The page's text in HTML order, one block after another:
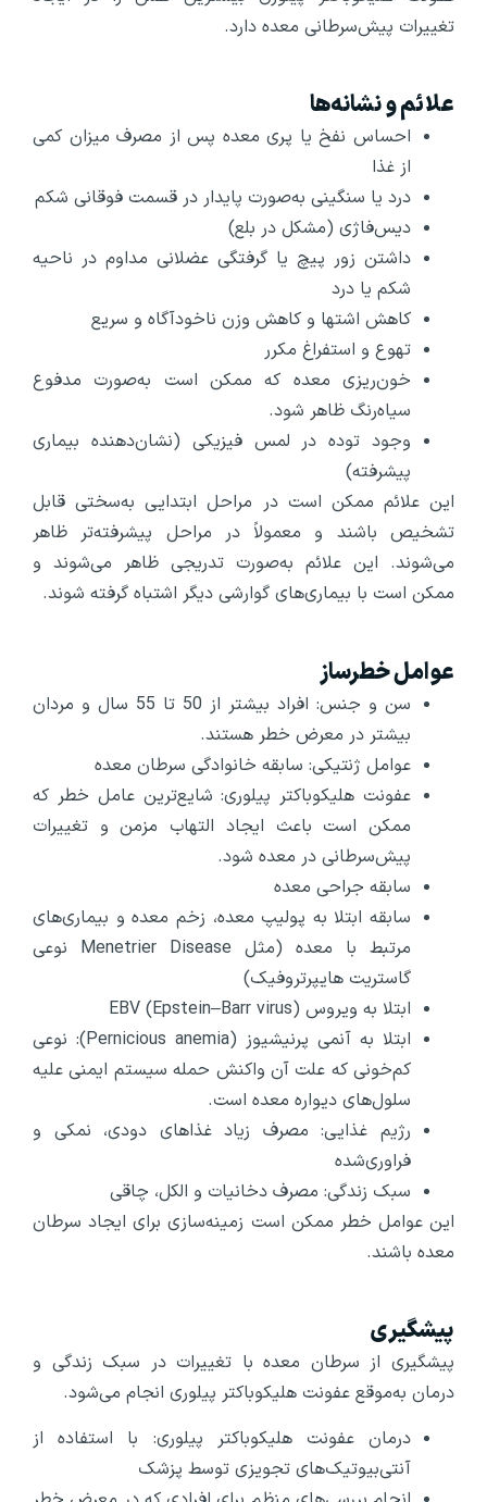
تغییرات پیش‌سرطانی معده دارد.
علائم و نشانه‌ها
احساس نفخ یا پری معده پس از مصرف میزان کمی
از غذا
درد یا سنگینی به‌صورت پایدار در قسمت فوقانی شکم
دیس‌فاژی (مشکل در بلع)
داشتن‌ زور پیچ‌ یا گرفتگی‌ عضلانی‌ مداوم در ناحیه
شکم یا درد
کاهش اشتها و کاهش وزن ناخودآگاه و سریع
تهوع و استفراغ مکرر
خون‌ریزی معده که ممکن است به‌صورت مدفوع
سیاه‌رنگ ظاهر شود.
وجود توده در لمس فیزیکی (نشان‌دهنده بیماری
پیشرفته)
این علائم ممکن است در مراحل ابتدایی به‌سختی قابل
تشخیص باشند و معمولاً در مراحل پیشرفته‌تر ظاهر
می‌شوند. این علائم به‌صورت تدریجی ظاهر می‌شوند و
ممکن است با بیماری‌های گوارشی دیگر اشتباه گرفته شوند.
عوامل خطرساز
سن و جنس: افراد بیشتر از 50 تا 55 سال و مردان
بیشتر در معرض خطر هستند.
عوامل ژنتیکی: سابقه خانوادگی سرطان معده
عفونت هلیکوباکتر پیلوری: شایع‌ترین عامل خطر که
ممکن است باعث ایجاد التهاب مزمن و تغییرات
پیش‌سرطانی در معده شود.
سابقه جراحی معده
سابقه ابتلا به پولیپ معده، زخم معده و بیماری‌های
مرتبط با معده (مثل Menetrier Disease نوعی
گاستريت هايپرتروفيک)
ابتلا به ویروس EBV (Epstein–Barr virus)
ابتلا به آنمی پرنیشیوز (Pernicious anemia): نوعی
کم‌خونی که علت آن واکنش حمله سیستم ایمنی علیه
سلول‌های دیواره معده است.
رژیم غذایی: مصرف زیاد غذاهای دودی، نمکی و
فراوری‌شده
سبک زندگی: مصرف دخانیات و الکل، چاقی
این عوامل خطر ممکن است زمینه‌سازی برای ایجاد سرطان
معده باشند.
پیشگیری
پیشگیری از سرطان معده با تغییرات در سبک زندگی و
درمان به‌موقع عفونت هلیکوباکتر پیلوری انجام می‌شود.
درمان عفونت هلیکوباکتر پیلوری: با استفاده از
آنتی‌بیوتیک‌های تجویزی توسط پزشک